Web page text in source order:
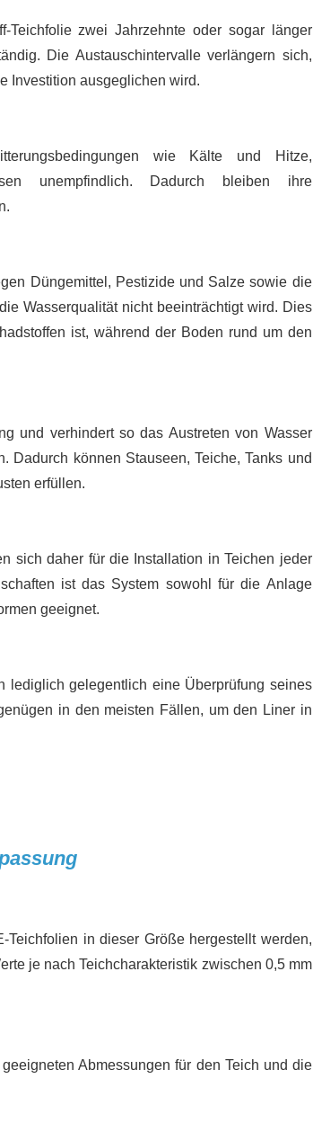
Teichfolie zwei Jahrzehnte oder sogar länger
Die Austauschintervalle verlängern sich,
Investition ausgeglichen wird.
wie Kälte und Hitze,
unempfindlich. Dadurch bleiben ihre
Düngemittel, Pestizide und Salze sowie die
Wasserqualität nicht beeinträchtigt wird. Dies
ist, während der Boden rund um den
und verhindert so das Austreten von Wasser
Dadurch können Stauseen, Teiche, Tanks und
erfüllen.
sich daher für die Installation in Teichen jeder
ist das System sowohl für die Anlage
geeignet.
lediglich gelegentlich eine Überprüfung seines
in den meisten Fällen, um den Liner in
in dieser Größe hergestellt werden,
je nach Teichcharakteristik zwischen 0,5 mm
Abmessungen für den Teich und die